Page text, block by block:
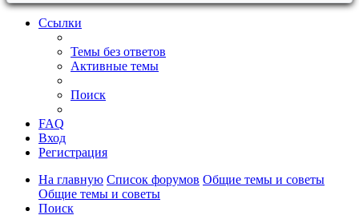
Ссылки
Темы без ответов
Активные темы
Поиск
FAQ
Вход
Регистрация
На главную Список форумов Общие темы и советы
Общие темы и советы
Поиск